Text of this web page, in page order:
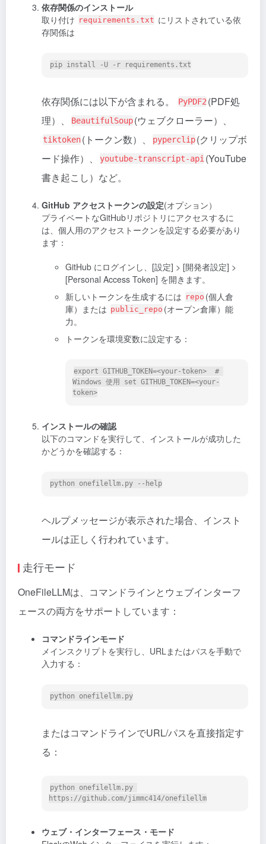
依存関係のインストール
取り付け requirements.txt にリストされている依
存関係は
依存関係には以下が含まれる。 PyPDF2 (PDF処
理）、
BeautifulSoup(ウェブクローラー）、
tiktoken(トークン数）、 pyperclip(クリップボ
ード操作）、
youtube-transcript-api (YouTube
書き起こし）など。
GitHub アクセストークンの設定(オプション）
プライベートなGitHubリポジトリにアクセスするに
は、個人用のアクセストークンを設定する必要があり
ます：
GitHub にログインし、[設定] > [開発者設定] >
[Personal Access Token] を開きます。
新しいトークンを生成するには repo (個人倉
庫）または public_repo (オープン倉庫）能
力。
トークンを環境変数に設定する：
export GITHUB_TOKEN=<your-token>  #
Windows 使用 set GITHUB_TOKEN=<your-
インストールの確認
以下のコマンドを実行して、インストールが成功した
かどうかを確認する：
ヘルプメッセージが表示された場合、インスト
ールは正しく行われています。
走行モード
OneFileLLMは、コマンドラインとウェブインターフ
ェースの両方をサポートしています：
コマンドラインモード
メインスクリプトを実行し、URLまたはパスを手動で
入力する：
またはコマンドラインでURL/パスを直接指定す
る：
python onefilellm.py
ウェブ・インターフェース・モード